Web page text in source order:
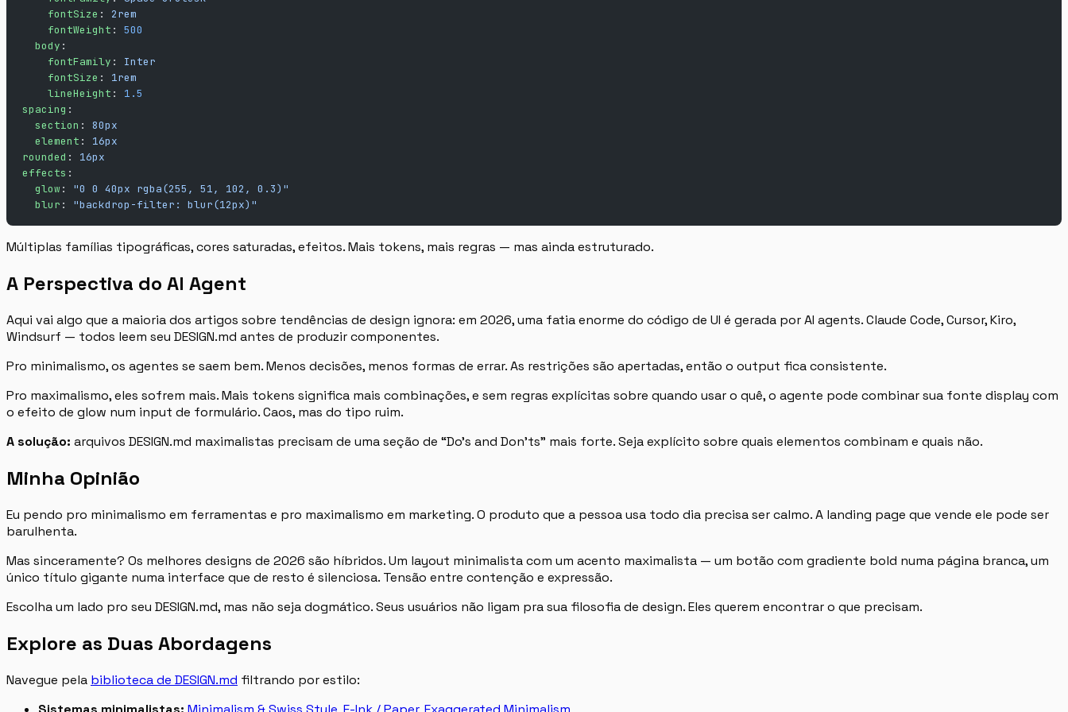
    fontSize
: 2rem
    fontWeight
: 500
  body
:
    fontFamily
: Inter
    fontSize
: 1rem
    lineHeight
: 1.5
spacing :
  section
: 80px
  element
: 16px
rounded : 16px
effects :
  glow
: "0 0 40px rgba(255, 51, 102, 0.3)"
  blur
: "backdrop-filter: blur(12px)"
Múltiplas famílias tipográficas, cores saturadas, efeitos. Mais tokens, mais regras — mas ainda estruturado.
A Perspectiva do AI Agent
Aqui vai algo que a maioria dos artigos sobre tendências de design ignora: em 2026, uma fatia enorme do código de UI é gerada por AI agents. Claude Code, Cursor, Kiro,
Windsurf — todos leem seu DESIGN.md antes de produzir componentes.
Pro minimalismo, os agentes se saem bem. Menos decisões, menos formas de errar. As restrições são apertadas, então o output fica consistente.
Pro maximalismo, eles sofrem mais. Mais tokens significa mais combinações, e sem regras explícitas sobre quando usar o quê, o agente pode combinar sua fonte display com
o efeito de glow num input de formulário. Caos, mas do tipo ruim.
A solução: arquivos DESIGN.md maximalistas precisam de uma seção de “Do’s and Don’ts” mais forte. Seja explícito sobre quais elementos combinam e quais não.
Minha Opinião
Eu pendo pro minimalismo em ferramentas e pro maximalismo em marketing. O produto que a pessoa usa todo dia precisa ser calmo. A landing page que vende ele pode ser
barulhenta.
Mas sinceramente? Os melhores designs de 2026 são híbridos. Um layout minimalista com um acento maximalista — um botão com gradiente bold numa página branca, um
único título gigante numa interface que de resto é silenciosa. Tensão entre contenção e expressão.
Escolha um lado pro seu DESIGN.md, mas não seja dogmático. Seus usuários não ligam pra sua filosofia de design. Eles querem encontrar o que precisam.
Explore as Duas Abordagens
Navegue pela biblioteca de DESIGN.md filtrando por estilo: